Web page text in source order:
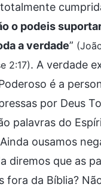
o podeis
a verdade”
2:17). A verdade
é a
por Deus
palavras do
ousamos
diremos que as
fora da Bíblia?